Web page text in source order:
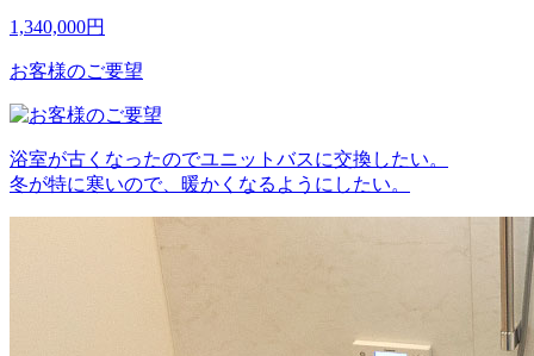
1,340,000円
お客様のご要望
浴室が古くなったのでユニットバスに交換したい。
冬が特に寒いので、暖かくなるようにしたい。